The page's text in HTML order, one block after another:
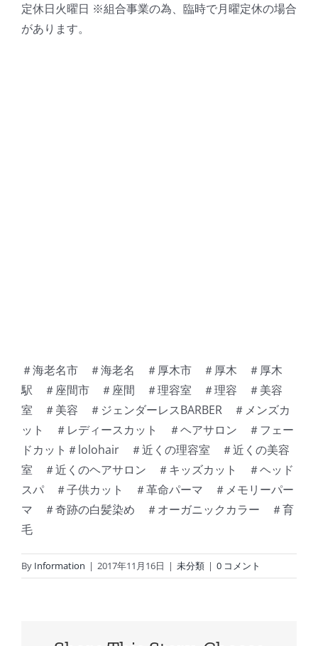
定休日火曜日 ※組合事業の為、臨時で月曜定休の場合
があります。
＃海老名市 ＃海老名 ＃厚木市 ＃厚木 ＃厚木
駅 ＃座間市 ＃座間 ＃理容室 ＃理容 ＃美容
室 ＃美容 ＃ジェンダーレスBARBER ＃メンズカ
ット ＃レディースカット ＃ヘアサロン ＃フェー
ドカット＃lolohair ＃近くの理容室 ＃近くの美容
室 ＃近くのヘアサロン ＃キッズカット ＃ヘッド
スパ ＃子供カット ＃革命パーマ ＃メモリーパー
マ ＃奇跡の白髪染め ＃オーガニックカラー ＃育
毛
By Information | 2017年11月16日 | 未分類 | 0 コメント